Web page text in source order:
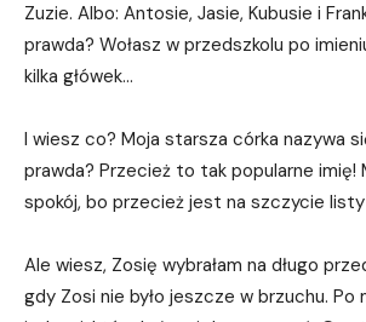
Zuzie. Albo: Antosie, Jasie, Kubusie i
prawda? Wołasz w przedszkolu po
kilka główek…
I wiesz co? Moja starsza córka nazywa
prawda? Przecież to tak popularne imię!
spokój, bo przecież jest na szczycie listy
Ale wiesz, Zosię wybrałam na długo
gdy Zosi nie było jeszcze w brzuchu. Po